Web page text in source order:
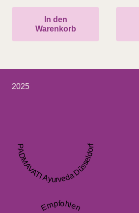
In den
Warenkorb
2025
PADMAVATI Ayurveda Düsseldorf
Empfohlen